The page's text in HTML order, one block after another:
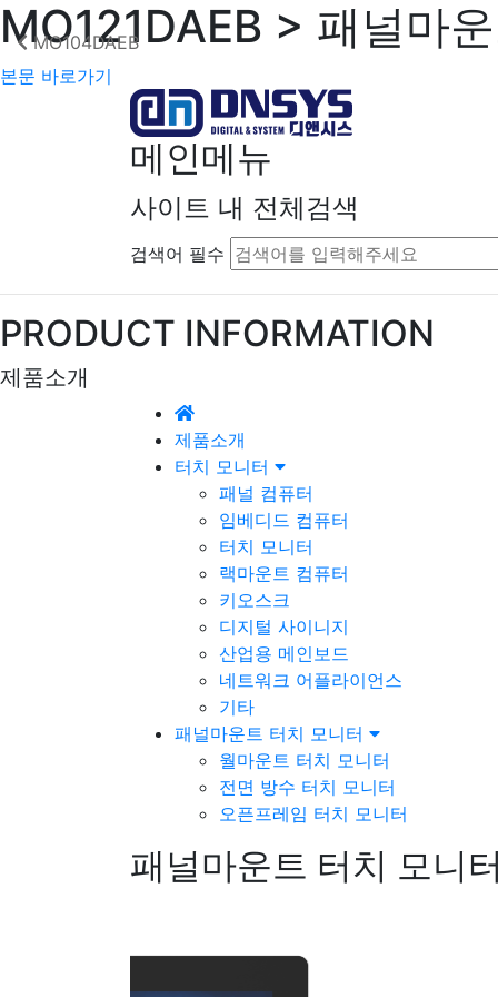
MO121DAEB > 패널마
본문 바로가기
메인메뉴
사이트 내 전체검색
검색어 필수
PRODUCT INFORMATION
제품소개
제품소개
터치 모니터
패널 컴퓨터
임베디드 컴퓨터
터치 모니터
랙마운트 컴퓨터
키오스크
디지털 사이니지
산업용 메인보드
네트워크 어플라이언스
기타
패널마운트 터치 모니터
월마운트 터치 모니터
전면 방수 터치 모니터
오픈프레임 터치 모니터
패널마운트 터치 모니
MO104DAEB